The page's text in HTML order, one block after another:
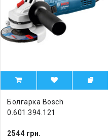
Болгарка Bosch
0.601.394.121
2544 грн.